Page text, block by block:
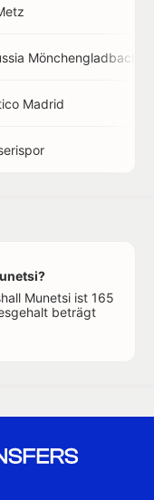
Mönchengladbach
Madrid
Munetsi ist 165
beträgt